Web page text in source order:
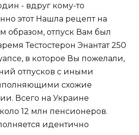
- вдруг кому-то
этот Нашла рецепт на
образом, отпуск Вам был
Тестостерон Энантат 250
в которое Вы пожелали,
отпусков с иными
схожие
Всего на Украине
12 млн пенсионеров.
идентично